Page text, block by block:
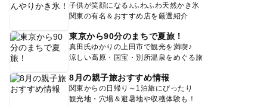
子供が笑顔になる♪ふわふわ天然かき氷
関東の有名＆おすすめ店を厳選紹介
東京から90分のまちで夏旅！
真田氏ゆかりの上田市で観光を満喫♪
涼しい高原・国宝・別所温泉をめぐる旅
8月の親子旅おすすめ情報
関東からの日帰り～1泊旅にぴったり
観光地・穴場＆避暑地や収穫体験も！